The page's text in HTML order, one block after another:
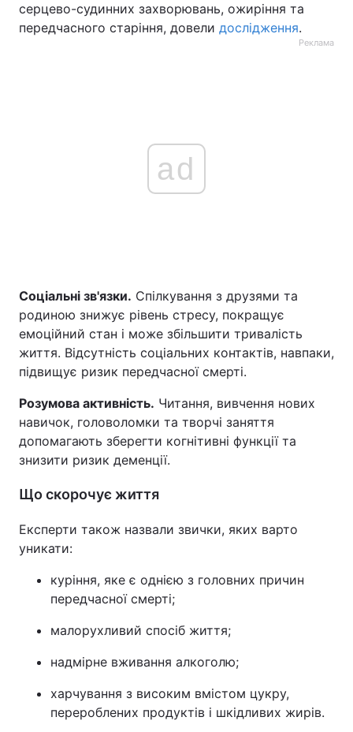
серцево-судинних захворювань, ожиріння та
передчасного старіння, довели дослідження.
Реклама
ad
Соціальні зв'язки. Спілкування з друзями та
родиною знижує рівень стресу, покращує
емоційний стан і може збільшити тривалість
життя. Відсутність соціальних контактів, навпаки,
підвищує ризик передчасної смерті.
Розумова активність. Читання, вивчення нових
навичок, головоломки та творчі заняття
допомагають зберегти когнітивні функції та
знизити ризик деменції.
Що скорочує життя
Експерти також назвали звички, яких варто
уникати:
куріння, яке є однією з головних причин
передчасної смерті;
малорухливий спосіб життя;
надмірне вживання алкоголю;
харчування з високим вмістом цукру,
перероблених продуктів і шкідливих жирів.